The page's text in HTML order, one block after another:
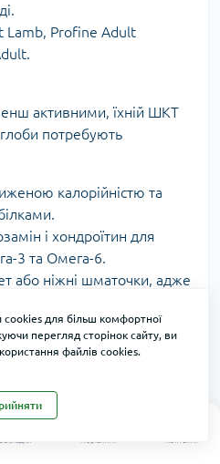
Закладки
0
Порівняти Контакти
Lamb, Profine Adult
активними, їхній ШКТ
потребують
калорійністю та
і хондроїтин для
3 та Омега-6.
або ніжні шматочки, адже
Senior, Brit Care Senior,
травлення
для більш комфортної
перегляд сторінок сайту, ви
файлів cookies.